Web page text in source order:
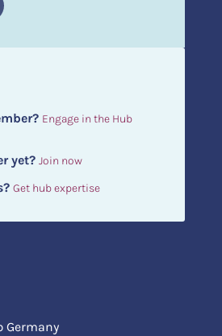
Engage in the Hub
yet? Join now
Get hub expertise
Germany